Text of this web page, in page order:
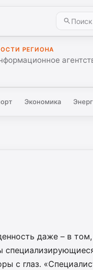
РЕГИОНА
Экономика
даже – в том,
с глаз.